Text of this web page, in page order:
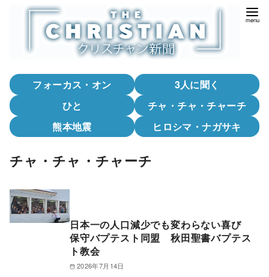
フォーカス・オン
3人に聞く
ひと
チャ・チャ・チャーチ
熊本地震
ヒロシマ・ナガサキ
チャ・チャ・チャーチ
日本一の人口減少でも変わらない喜び
保守バプテスト同盟 秋田聖書バプテス
ト教会
2026年7月14日